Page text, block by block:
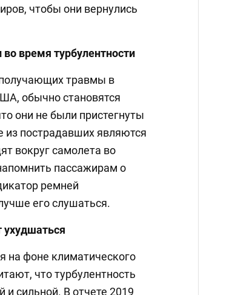
чтобы они вернулись
во время турбулентности
травмы в
обычно становятся
они не были пристегнуты
из пострадавших являются
вокруг самолета во
пассажирам о
ремней
его слушаться.
ухудшаться
на фоне климатического
что турбулентность
и сильной. В отчете 2019